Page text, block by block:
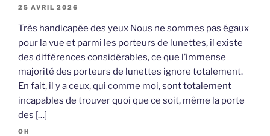
25 AVRIL 2026
Très handicapée des yeux Nous ne sommes pas égaux
pour la vue et parmi les porteurs de lunettes, il existe
des différences considérables, ce que l’immense
majorité des porteurs de lunettes ignore totalement.
En fait, il y a ceux, qui comme moi, sont totalement
incapables de trouver quoi que ce soit, même la porte
des […]
OH